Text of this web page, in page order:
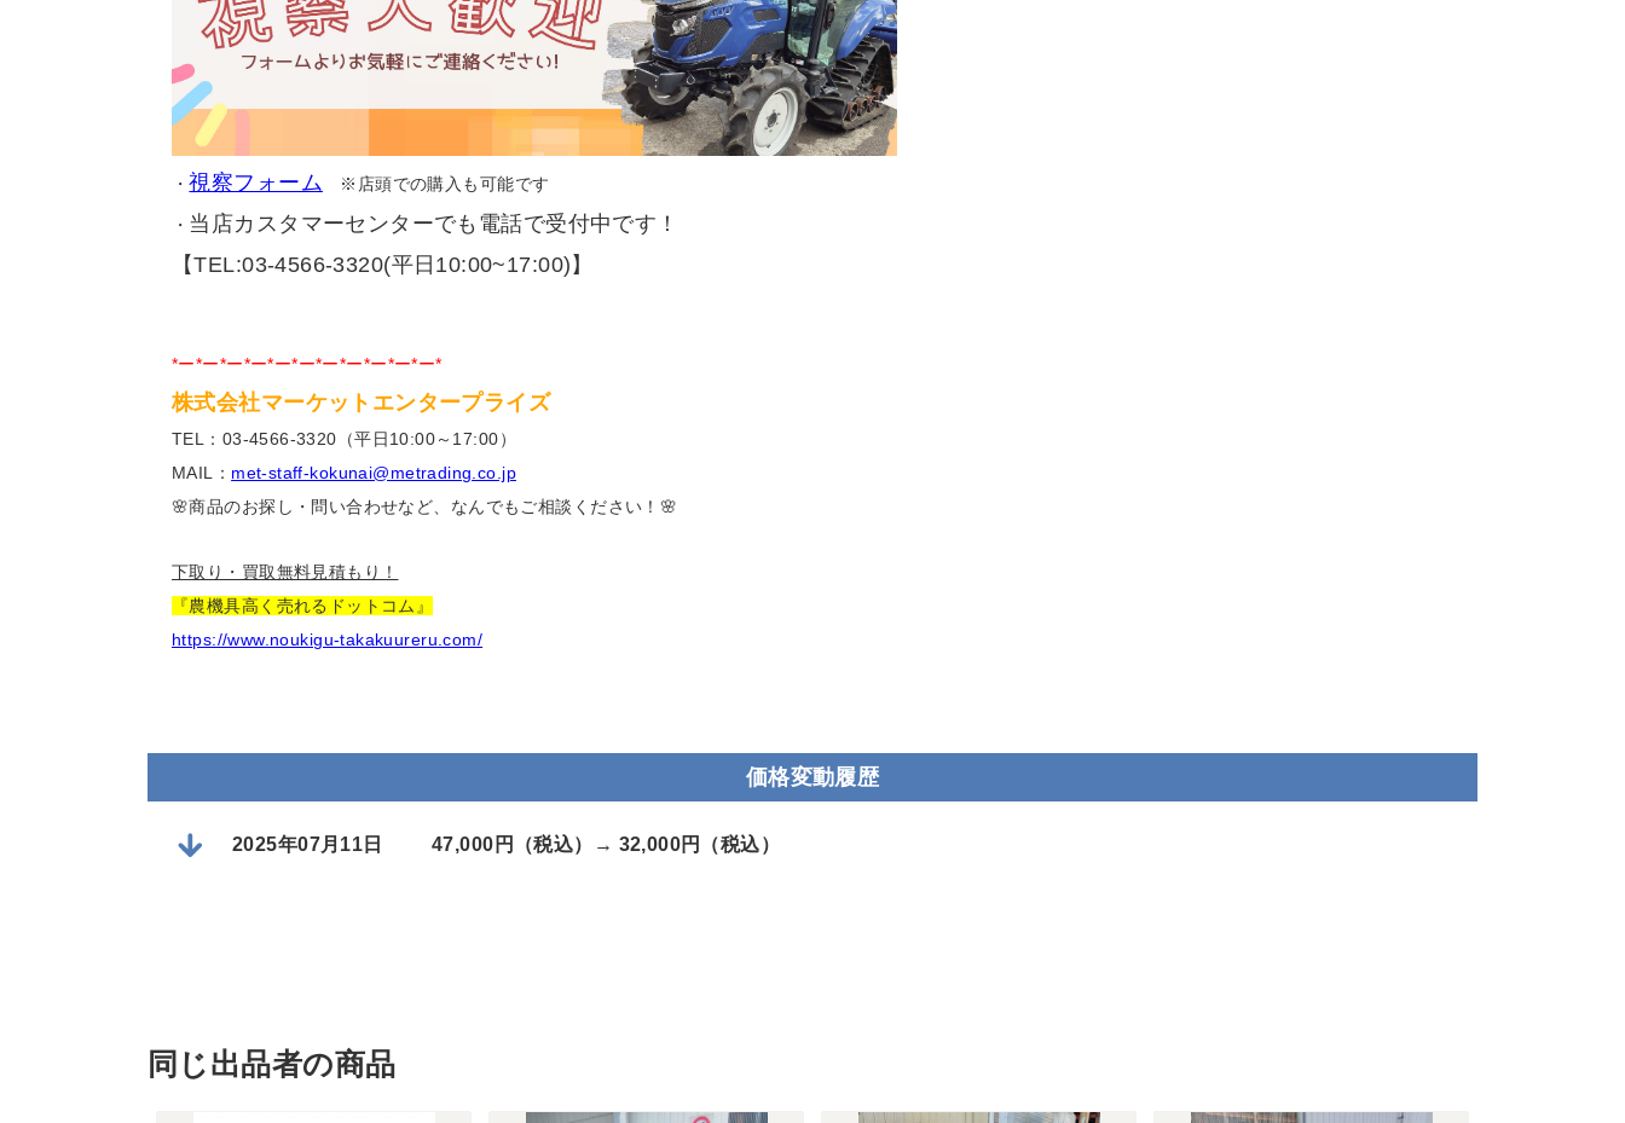
・視察フォーム ※店頭での購入も可能です
・ 当店カスタマーセンターでも電話で受付中です！
【TEL:03-4566-3320(平日10:00~17:00)】
*ー*ー*ー*ー*ー*ー*ー*ー*ー*ー*ー*
株式会社マーケットエンタープライズ
TEL：03-4566-3320（平日10:00～17:00）
MAIL： met-staff-kokunai@metrading.co.jp
🌸商品のお探し・問い合わせなど、なんでもご相談ください！🌸
下取り・買取無料見積もり！
『農機具高く売れるドットコム』
https://www.noukigu-takakuureru.com/
価格変動履歴
2025年07月11日 47,000円（税込）→ 32,000円（税込）
同じ出品者の商品